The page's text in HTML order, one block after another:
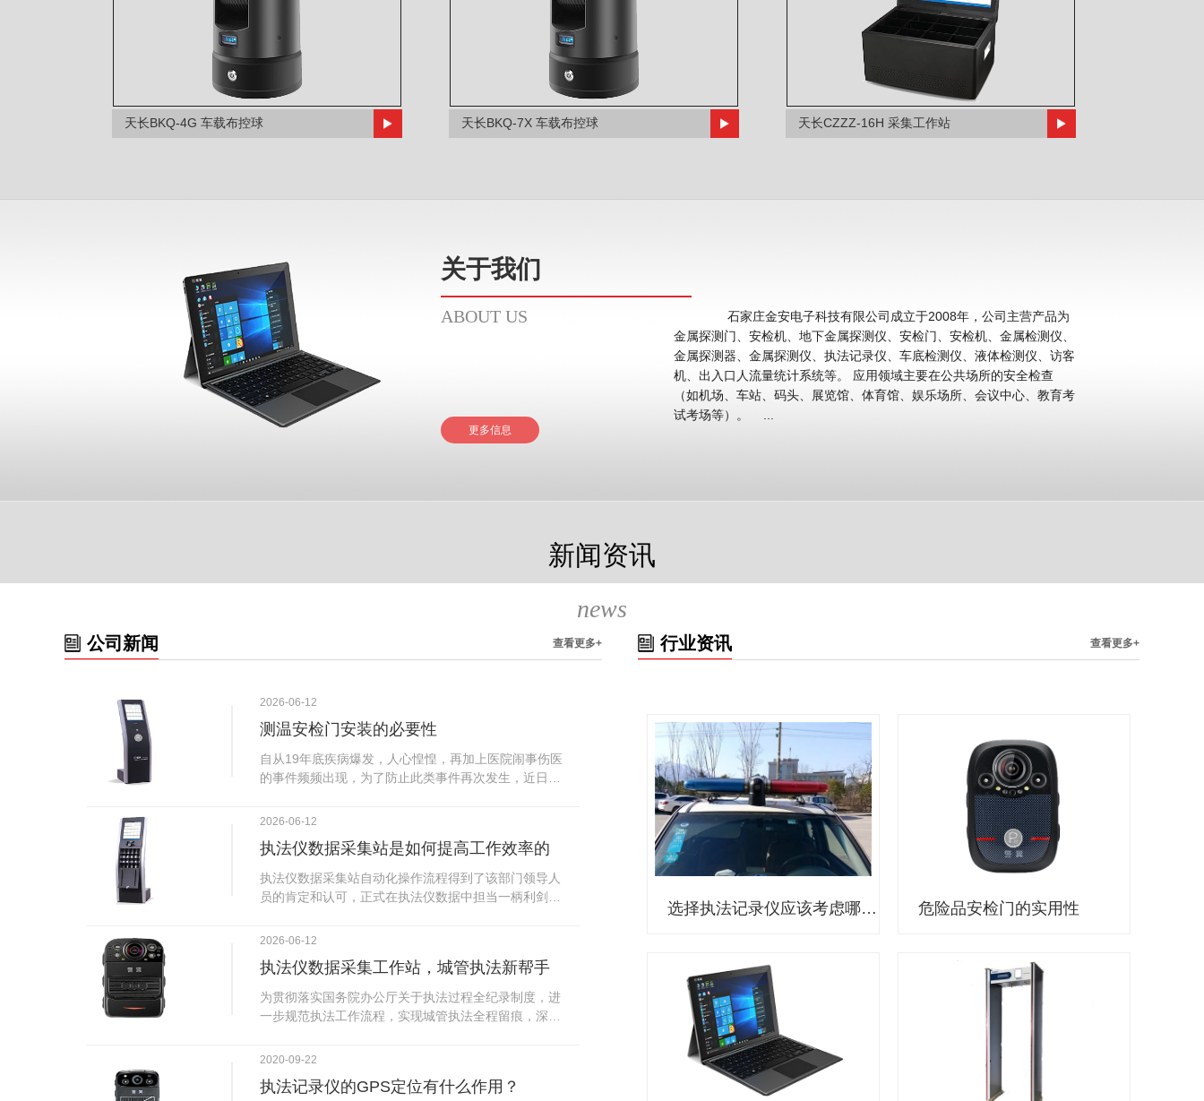
天长BKQ-4G 车载布控球 天长BKQ-7X 车载布控球 天长CZZZ-16H 采集工作站
关于我们
ABOUT US
更多信息
石家庄金安电子科技有限公司成立于2008年，公司主营产品为
金属探测门、安检机、地下金属探测仪、安检门、安检机、金属检测仪、
金属探测器、金属探测仪、执法记录仪、车底检测仪、液体检测仪、访客
机、出入口人流量统计系统等。 应用领域主要在公共场所的安全检查
（如机场、车站、码头、展览馆、体育馆、娱乐场所、会议中心、教育考
新闻资讯
news
公司新闻 查看更多+
2026-06-12
测温安检门安装的必要性
自从19年底疾病爆发，人心惶惶，再加上医院闹事伤医
的事件频频出现，为了防止此类事件再次发生，近日，
尽快的安装安检门等设备，开展安全工作。此消息一经
个，其一，安装安检门是否会激化矛盾。其二，安装安
检门可以防范于未然。1月6号当天，南宁市第二医院刚
试行安检的首日，检查出10多把各类刀具和一把管制类
可以，能够保障急诊的快速通道顺畅就可以。
2026-06-12
执法仪数据采集站是如何提高工作效率的
执法仪数据采集站自动化操作流程得到了该部门领导人
员的肯定和认可，正式在执法仪数据中担当一柄利剑。
步，首先执法仪数据采集站支持多台执法仪同时上传数
取目标对象，并同步到采集站中，此外设备具有断点续
传的功能，如果碰到网络故障，可以从已经上传或下载
的部分开始继续上传下载未完成的部分，而没有必要从
据和自动充电，方便执法人员下次直接使用，提高执法
仪数据效率。执法仪数据采集站还具有强大的数据存储
2026-06-12
执法仪数据采集工作站，城管执法新帮手
为贯彻落实国务院办公厅关于执法过程全纪录制度，进
一步规范执法工作流程，实现城管执法全程留痕，深入
手。执法记录仪是我们队员在路面执法的必备品，它忠
盾的发生。现在有了执法仪数据采集工作站，执法队员
2020-09-22
执法记录仪的GPS定位有什么作用？
行业资讯 查看更多+
选择执法记录仪应该考虑哪些因素？ 危险品安检门的实用性